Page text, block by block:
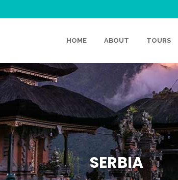
HOME ABOUT TOURS
SERBIA